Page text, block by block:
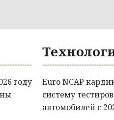
году
Euro NCAP
систему
автомобилей с